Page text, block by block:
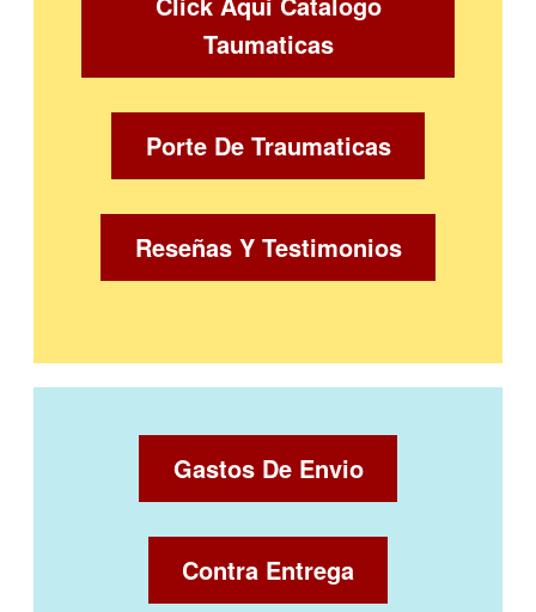
Taumaticas
Porte De Traumaticas
Reseñas Y Testimonios
Gastos De Envio
Contra Entrega